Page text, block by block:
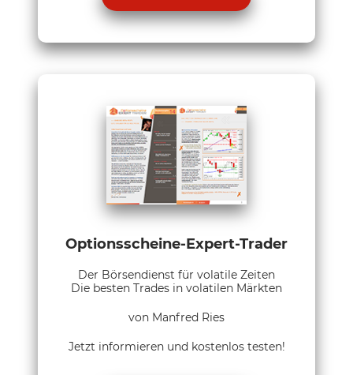
Optionsscheine-Expert-Trader
Der Börsendienst für volatile Zeiten
Die besten Trades in volatilen Märkten
von Manfred Ries
Jetzt informieren und kostenlos testen!